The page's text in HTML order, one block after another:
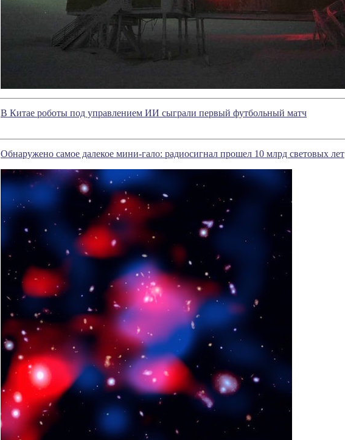
В Китае роботы под управлением ИИ сыграли первый футбольный матч
Обнаружено самое далекое мини-гало: радиосигнал прошел 10 млрд световых лет